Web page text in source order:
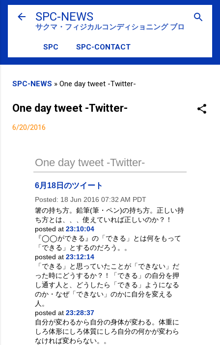
スキップしてメイン コンテンツに移動
SPC-NEWS
サクマ・フィジカルコンディショニング ブログ
SPC SPC-CONTACT
SPC-NEWS » One day tweet -Twitter-
One day tweet -Twitter-
6/20/2016
One day tweet -Twitter-
6月18日のツイート
Posted: 18 Jun 2016 07:32 AM PDT
箸の持ち方。鉛筆(筆・ペン)の持ち方。正しい持
ち方とは、、、使えていれば正しいのか？！
posted at 23:10:04
『◯◯ができる』の「できる」とは何をもって
「できる」とするのだろう。。
posted at 23:12:14
「できる」と思っていたことが「できない」だ
った時にどうするか？！「できる」の自分を押
し通す人と、どうしたら「できる」ようになる
のか・なぜ「できない」のかに自分を変える
人。
posted at 23:28:37
自分が変わるから自分の身体が変わる。体重に
しろ体形にしろ体質にしろ自分の何かが変わら
なければ変わらない。。